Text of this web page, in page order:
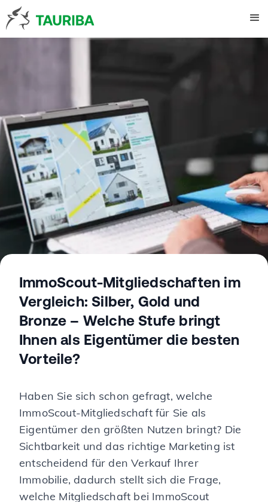
ImmoScout-Mitgliedschaften im
Vergleich: Silber, Gold und
Bronze – Welche Stufe bringt
Ihnen als Eigentümer die besten
Vorteile?
Haben Sie sich schon gefragt, welche
ImmoScout-Mitgliedschaft für Sie als
Eigentümer den größten Nutzen bringt? Die
Sichtbarkeit und das richtige Marketing ist
entscheidend für den Verkauf Ihrer
Immobilie, dadurch stellt sich die Frage,
welche Mitgliedschaft bei ImmoScout